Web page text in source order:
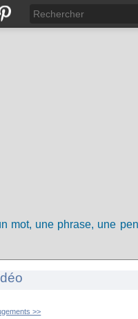
mot, une phrase, une
>>